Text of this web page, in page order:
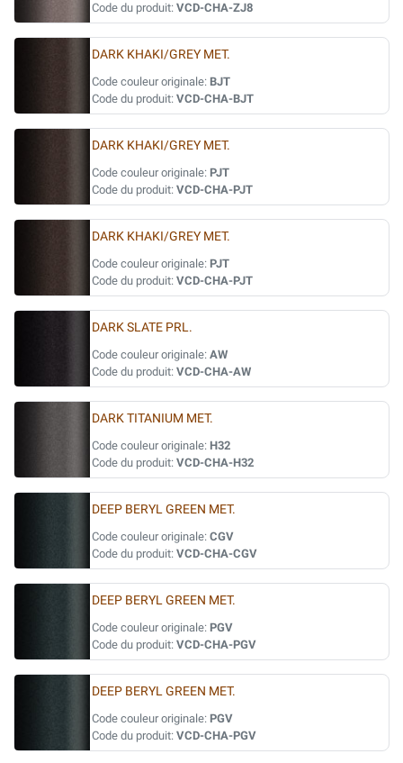
Code du produit: VCD-CHA-ZJ8
DARK KHAKI/GREY MET.
Code couleur originale: BJT
Code du produit: VCD-CHA-BJT
DARK KHAKI/GREY MET.
Code couleur originale: PJT
Code du produit: VCD-CHA-PJT
DARK KHAKI/GREY MET.
Code couleur originale: PJT
Code du produit: VCD-CHA-PJT
DARK SLATE PRL.
Code couleur originale: AW
Code du produit: VCD-CHA-AW
DARK TITANIUM MET.
Code couleur originale: H32
Code du produit: VCD-CHA-H32
DEEP BERYL GREEN MET.
Code couleur originale: CGV
Code du produit: VCD-CHA-CGV
DEEP BERYL GREEN MET.
Code couleur originale: PGV
Code du produit: VCD-CHA-PGV
DEEP BERYL GREEN MET.
Code couleur originale: PGV
Code du produit: VCD-CHA-PGV